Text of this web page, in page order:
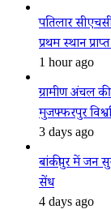
पतिलार
प्रथम स्थान
1 hour ago
ग्रामीण अंचल की
मुजफ्फरपुर
3 days ago
बांकीपुर में जन
सेंध
4 days ago